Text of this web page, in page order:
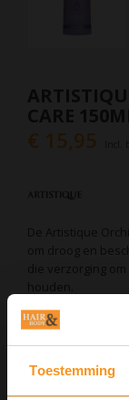
Toestemming
€ 15,95
Op voorraad
EAN Code: